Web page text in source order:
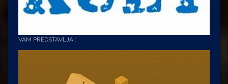
VAM PREDSTAVLJA :